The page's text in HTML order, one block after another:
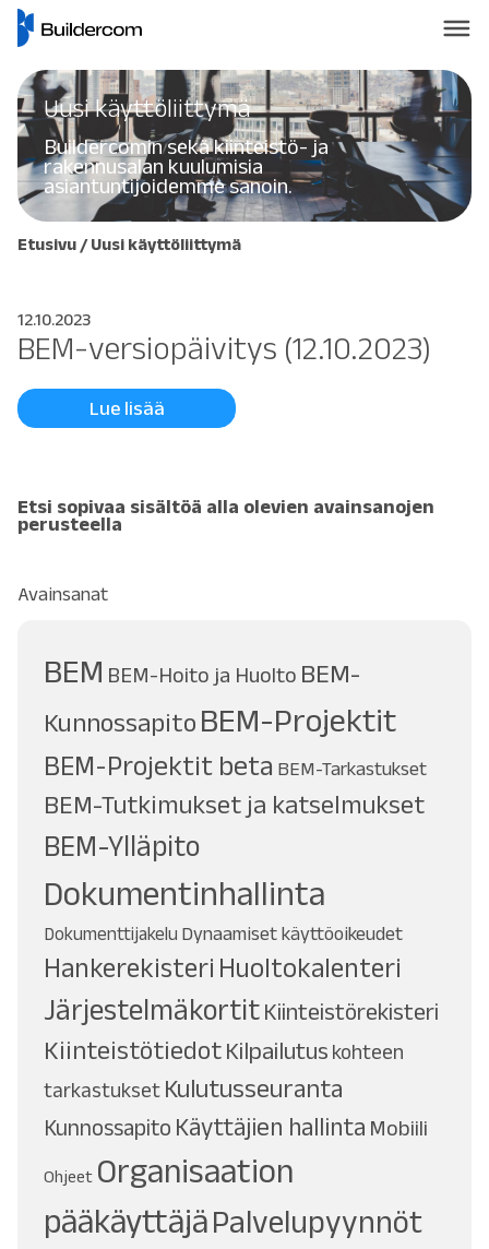
Uusi käyttöliittymä
Buildercomin sekä kiinteistö- ja
rakennusalan kuulumisia
asiantuntijoidemme sanoin.
Etusivu /Uusi käyttöliittymä
12.10.2023
BEM-versiopäivitys (12.10.2023)
Lue lisää
Etsi sopivaa sisältöä alla olevien avainsanojen
perusteella
Avainsanat
BEM BEM-Hoito ja Huolto BEM-
Kunnossapito BEM-Projektit
BEM-Projektit beta BEM-Tarkastukset
BEM-Tutkimukset ja katselmukset
BEM-Ylläpito
Dokumentinhallinta
Dokumenttijakelu Dynaamiset käyttöoikeudet
Hankerekisteri Huoltokalenteri
Järjestelmäkortit Kiinteistörekisteri
Kiinteistötiedot Kilpailutus kohteen
tarkastukset Kulutusseuranta
Kunnossapito Käyttäjien hallinta Mobiili
Ohjeet Organisaation
pääkäyttäjäPalvelupyynnöt